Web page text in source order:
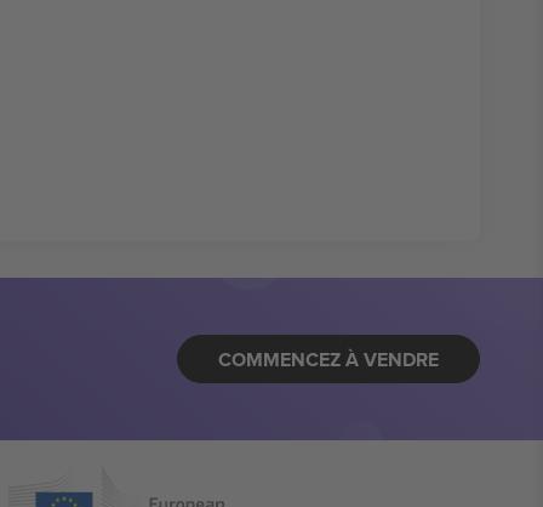
COMMENCEZ À VENDRE